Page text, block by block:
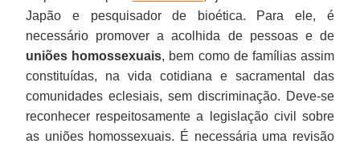
Japão e pesquisador de bioética. Para ele, é
necessário promover a acolhida de pessoas e de
uniões homossexuais, bem como de famílias assim
constituídas, na vida cotidiana e sacramental das
comunidades eclesiais, sem discriminação. Deve-se
reconhecer respeitosamente a legislação civil sobre
as uniões homossexuais. É necessária uma revisão